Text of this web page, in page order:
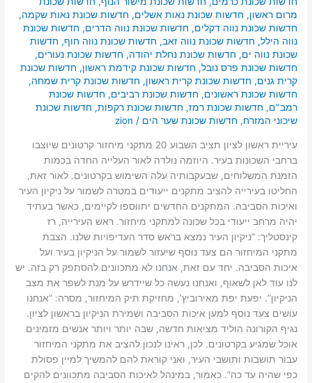
מרום ראשון,חדשות שכונת נאות אשלים,חדשות שכונת נאות שקמה,
חדשות שכונת נווה דקלים,חדשות שכונת נווה הדרים,חדשות שכונת
נווה הילל,חדשות שכונת נווה זאב,חדשות שכונת נווה חוף,חדשות
שכונת נווה ים,חדשות שכונת נחלת יהודה,חדשות שכונת נעורים,
חדשות שכונת פרס נובל,חדשות שכונת קידמת ראשון,חדשות שכונת
קרית גנים,חדשות שכונת קרית ראשון,חדשות שכונת קרית שמחה,
חדשות שכונת ראשונים,חדשות שכונת רביבים,חדשות שכונת
רמב"ם,חדשות שכונת רמז,חדשות שכונת רקפות,חדשות שכונת
שיכוני המזרח,חדשות שכונת שער הים /
zion
עיריית ראשון לציון תציב השבוע 20 מתקני מיחזור קרטונים שיוצבו
ברחבי השכונות בעיר. היוזמה נולדה לאור העלייה החדה בכמות
הזמנת המשלוחים, שבעקבותיה עלה השימוש בקרטונים. לאור זאת,
החליטו בעירייה להציב מתקנים ייעודים במטרה לשמור על ניקיון העיר
ואיכות הסביבה. המתקנים החדשים יתווספו לקיימים, כאשר בעתיד
יהיה מרחב ייעודי בכל שכונה למתקני מיחזור. ראש העירייה, רז
קינסטליך: “ניקיון העיר נמצא בראש סדר העדיפויות שלנו. הצבת
מתקני המיחזור הם צעד נוסף שיעזור לשמור על הניקיון בעיר ועל
איכות הסביבה. יחד עם זאת, אנחנו לא מתכוונים להסתפק רק בזה. יש
לנו עוד לאן לשאוף, ואנחנו נעשה כל שיידרש על מנת לשפר את מצב
הניקיון”. יפעת יפת מאירוביץ’, מחזיקת תיק המיחזור, מסרה: “אנחנו
עושים צעד נוסף למען איכות הסביבה ושמירת הניקיון בראשון לציון.
נגיף הקורונה הוליד מציאות חדשה, שבה יותר ויותר אנשים מזמינים
אוכל שמגיע בקרטונים. לכן, ראינו לנכון להציב את מתקני המיחזור
עבור תושבות ותושבי העיר, ואני קוראת להם להמשיך למיין פסולת
כפי שהיה עד כה”. כאמור, במינהל לאיכות הסביבה מתכוונים להקים